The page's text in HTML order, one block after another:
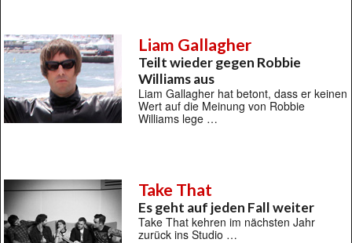
Liam Gallagher
Teilt wieder gegen Robbie
Williams aus
Liam Gallagher hat betont, dass er keinen
Wert auf die Meinung von Robbie
Williams lege …
Take That
Es geht auf jeden Fall weiter
Take That kehren im nächsten Jahr
zurück ins Studio …